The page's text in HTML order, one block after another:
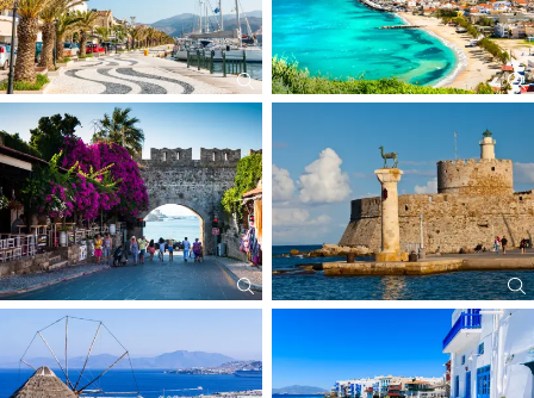
Buchungsnummer haben und/oder in derselben Kabine reisen.
Es kann in allen Bars an Bord genutzt werden.
Es gilt nicht für die Themenrestaurants (z.B. Archipelago und Steak
House).